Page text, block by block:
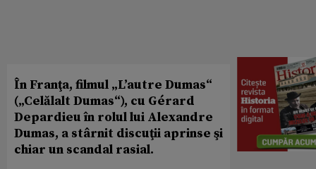
În Franţa, filmul „L’autre Dumas“
(„Celălalt Dumas“), cu Gérard
Depardieu în rolul lui Alexandre
Dumas, a stârnit discuţii aprinse şi
chiar un scandal rasial.